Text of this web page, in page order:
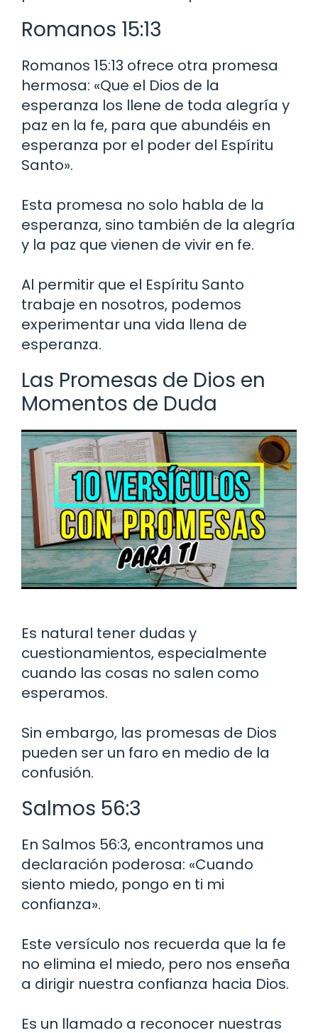
Romanos 15:13
Romanos 15:13 ofrece otra promesa
hermosa: «Que el Dios de la
esperanza los llene de toda alegría y
paz en la fe, para que abundéis en
esperanza por el poder del Espíritu
Santo».
Esta promesa no solo habla de la
esperanza, sino también de la alegría
y la paz que vienen de vivir en fe.
Al permitir que el Espíritu Santo
trabaje en nosotros, podemos
experimentar una vida llena de
esperanza.
Las Promesas de Dios en
Momentos de Duda
Es natural tener dudas y
cuestionamientos, especialmente
cuando las cosas no salen como
esperamos.
Sin embargo, las promesas de Dios
pueden ser un faro en medio de la
confusión.
Salmos 56:3
En Salmos 56:3, encontramos una
declaración poderosa: «Cuando
siento miedo, pongo en ti mi
confianza».
Este versículo nos recuerda que la fe
no elimina el miedo, pero nos enseña
a dirigir nuestra confianza hacia Dios.
Es un llamado a reconocer nuestras